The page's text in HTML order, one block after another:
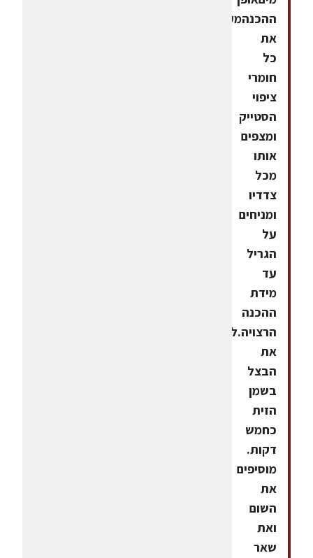
ההכנהמערבבים
את
כל
חומרי
ציפוי
הסטייק
ומצפים
אותו
מכל
צדדיו
ומניחים
על
הגריל
עד
מידת
ההכנה
הרצויה.לרוטבמטגנים
את
הבצל
בשמן
הזית
כחמש
דקות.
מוסיפים
את
השום
ואת
שאר